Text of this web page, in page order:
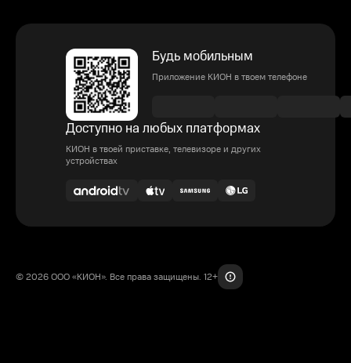
Будь мобильным
Приложение КИОН в твоем телефоне
Доступно на любых платформах
КИОН в твоей приставке, телевизоре и других
устройствах
© 2026 ООО «КИОН». Все права защищены. 12+